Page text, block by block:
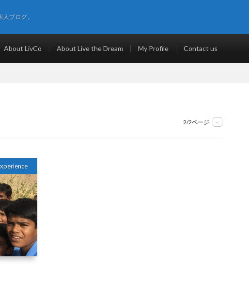
ブログ。
About LivCo About Live the Dream My Profile Contact us
2/2ページ <